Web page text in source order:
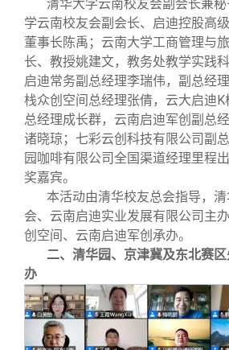
清华大学云南校友会副会长兼
学云南校友会副会长、启迪控股高
董事长陈禹；云南大学工商管理与
长、教授姚建文，教务处教学实践
启迪常务副总经理李瑞伟，副总经
栈众创空间总经理张倩，云大启迪K
总经理成长群，云南启迪军创副总
诸晓琼；七彩云创科技有限公司副
园咖啡有限公司全国渠道经理里程
奖嘉宾。
本活动由清华校友总会指导，
会、云南启迪实业发展有限公司主
创空间、云南启迪军创承办。
二、清华园、京津冀及东北赛
办